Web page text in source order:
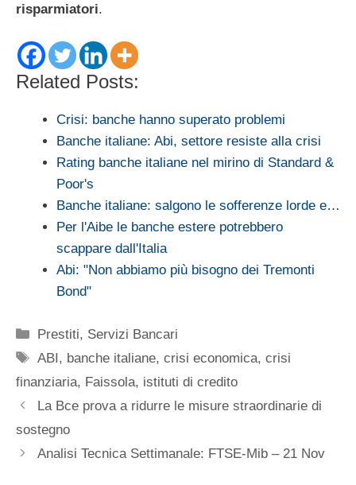
risparmiatori.
Related Posts:
Crisi: banche hanno superato problemi
Banche italiane: Abi, settore resiste alla crisi
Rating banche italiane nel mirino di Standard &
Poor's
Banche italiane: salgono le sofferenze lorde e…
Per l'Aibe le banche estere potrebbero
scappare dall'Italia
Abi: "Non abbiamo più bisogno dei Tremonti
Bond"
Categorie
Prestiti, Servizi Bancari
Tag
ABI, banche italiane,crisi economica,crisi
finanziaria, Faissola, istituti di credito
La Bce prova a ridurre le misure straordinarie di
sostegno
Analisi Tecnica Settimanale: FTSE-Mib – 21 Nov